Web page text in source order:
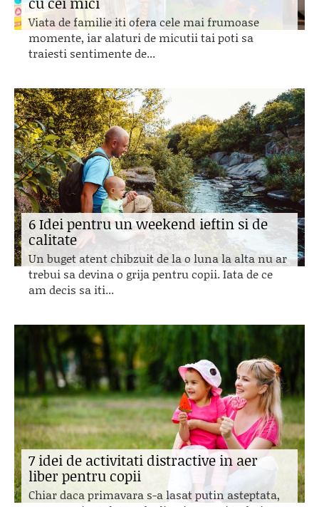
Viata de familie iti ofera cele mai frumoase
momente, iar alaturi de micutii tai poti sa
traiesti sentimente de...
6 Idei pentru un weekend ieftin si de
calitate
Un buget atent chibzuit de la o luna la alta nu ar
trebui sa devina o grija pentru copii. Iata de ce
am decis sa iti...
7 idei de activitati distractive in aer
liber pentru copii
Chiar daca primavara s-a lasat putin asteptata,